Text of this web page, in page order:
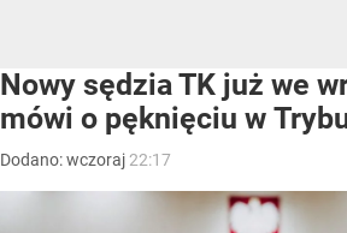
Nowy sędzia TK już we
mówi o pęknięciu w
Dodano:wczoraj 22:17